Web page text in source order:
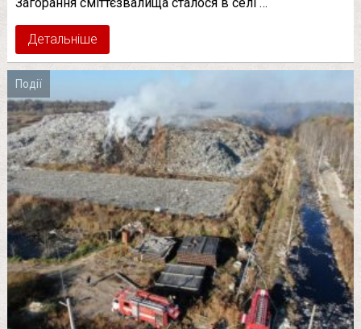
Загорання сміттєзвалища сталося в селі …
Детальніше
Події